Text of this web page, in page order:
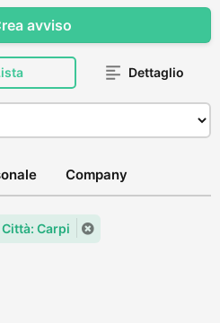
avviso
Dettaglio
Company
Città: Carpi